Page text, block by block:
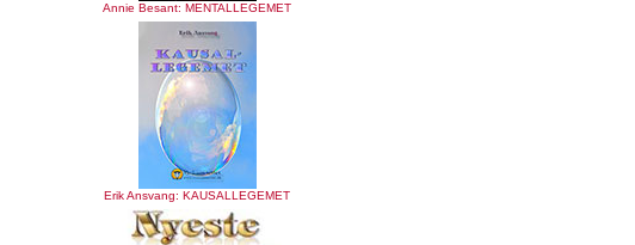
Annie Besant: MENTALLEGEMET
Erik Ansvang: KAUSALLEGEMET